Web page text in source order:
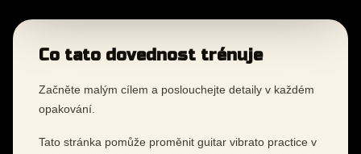
Co tato dovednost trénuje
Začněte malým cílem a poslouchejte detaily v každém
opakování.
Tato stránka pomůže proměnit guitar vibrato practice v